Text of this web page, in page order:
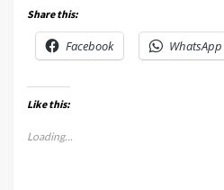
Share this:
Facebook WhatsApp
Like this:
Loading...